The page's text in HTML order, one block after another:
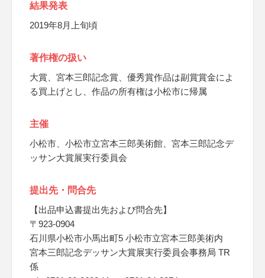
結果発表
2019年8月上旬頃
著作権の扱い
大賞、宮本三郎記念賞、優秀賞作品は副賞賞金によ
る買上げとし、作品の所有権は小松市に帰属
主催
小松市、小松市立宮本三郎美術館、宮本三郎記念デ
ッサン大賞展実行委員会
提出先・問合先
【出品申込書提出先および問合先】
〒923-0904
石川県小松市小馬出町5 小松市立宮本三郎美術内
宮本三郎記念デッサン大賞展実行委員会事務局 TR
係